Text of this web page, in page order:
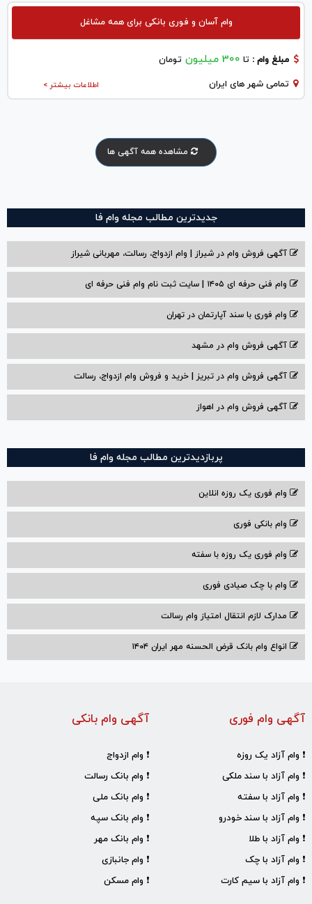
وام آسان و فوری بانکی برای همه مشاغل
مبلغ وام : تا 300 میلیون تومان
اطلاعات بیشتر > تمامی شهر های ایران
مشاهده همه آگهی ها
جدیدترین مطالب مجله وام فا
آگهی فروش وام در شیراز | وام ازدواج، رسالت، مهربانی شیراز
وام فنی حرفه ای ۱۴۰۵ | سایت ثبت نام وام فنی حرفه ای
وام فوری با سند آپارتمان در تهران
آگهی فروش وام در مشهد
آگهی فروش وام در تبریز | خرید و فروش وام ازدواج، رسالت
آگهی فروش وام در اهواز
پربازدیدترین مطالب مجله وام فا
وام فوری یک روزه انلاین
وام بانکی فوری
وام فوری یک روزه با سفته
وام با‌ چک صیادی‌ فوری
مدارک لازم انتقال امتیاز وام رسالت
انواع وام بانک قرض الحسنه مهر ایران ۱۴۰۴
آگهی وام بانکی
❗ وام ازدواج
❗ وام بانک رسالت
❗ وام بانک ملی
❗ وام بانک سپه
❗ وام بانک مهر
❗ وام جانبازی
❗ وام مسکن
آگهی وام فوری
❗ وام آزاد یک روزه
❗ وام آزاد با سند ملکی
❗ وام آزاد با سفته
❗ وام آزاد با سند خودرو
❗ وام آزاد با طلا
❗ وام آزاد با چک
❗ وام آزاد با سیم کارت